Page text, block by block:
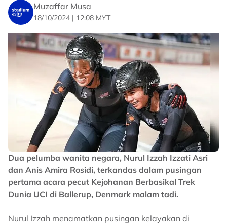
Muzaffar Musa
18/10/2024 | 12:08 MYT
Dua pelumba wanita negara, Nurul Izzah Izzati Asri
dan Anis Amira Rosidi, terkandas dalam pusingan
pertama acara pecut Kejohanan Berbasikal Trek
Dunia UCI di Ballerup, Denmark malam tadi.
Nurul Izzah menamatkan pusingan kelayakan di